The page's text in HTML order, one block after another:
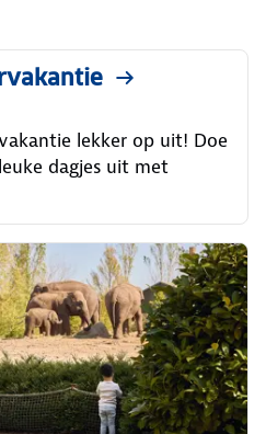
lekker op uit! Doe
dagjes uit met